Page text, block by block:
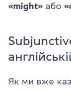
«might» або
Як ми вже